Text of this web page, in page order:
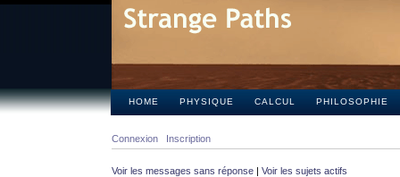
HOME PHYSIQUE CALCUL PHILOSOPHIE
Connexion Inscription
Voir les messages sans réponse | Voir les sujets actifs